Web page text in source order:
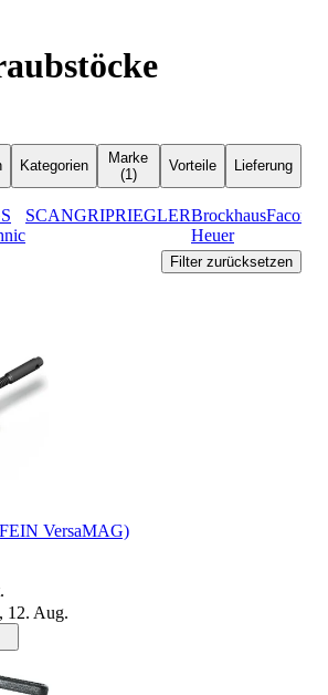
Kategorien
Marke
(1)
Vorteile Lieferung
SCANGRIPRIEGLERBrockhaus
Heuer
Facom
Filter zurücksetzen
VersaMAG)
12. Aug.